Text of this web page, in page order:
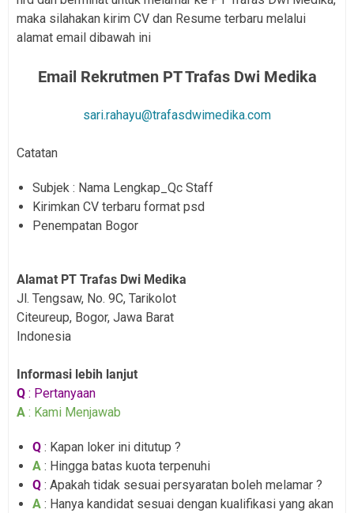
maka silahakan kirim CV dan Resume terbaru melalui
alamat email dibawah ini
Email Rekrutmen PT Trafas Dwi Medika
sari.rahayu@trafasdwimedika.com
Catatan
Subjek : Nama Lengkap_Qc Staff
Kirimkan CV terbaru format psd
Penempatan Bogor
Alamat PT Trafas Dwi Medika
Jl. Tengsaw, No. 9C, Tarikolot
Citeureup, Bogor, Jawa Barat
Indonesia
Informasi lebih lanjut
Q : Pertanyaan
A : Kami Menjawab
Q : Kapan loker ini ditutup ?
A : Hingga batas kuota terpenuhi
Q : Apakah tidak sesuai persyaratan boleh melamar ?
A : Hanya kandidat sesuai dengan kualifikasi yang akan